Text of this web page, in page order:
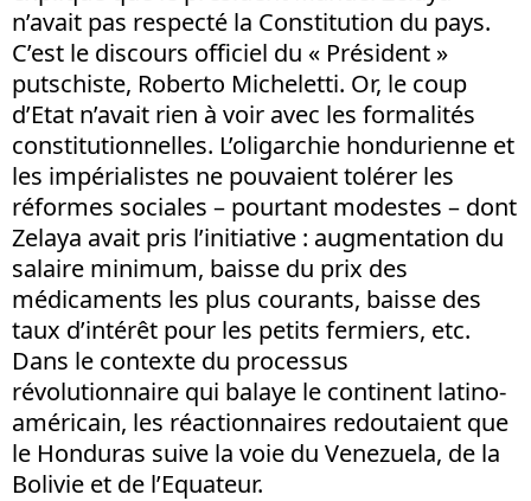
n’avait pas respecté la Constitution du pays.
C’est le discours officiel du « Président »
putschiste, Roberto Micheletti. Or, le coup
d’Etat n’avait rien à voir avec les formalités
constitutionnelles. L’oligarchie hondurienne et
les impérialistes ne pouvaient tolérer les
réformes sociales – pourtant modestes – dont
Zelaya avait pris l’initiative : augmentation du
salaire minimum, baisse du prix des
médicaments les plus courants, baisse des
taux d’intérêt pour les petits fermiers, etc.
Dans le contexte du processus
révolutionnaire qui balaye le continent latino-
américain, les réactionnaires redoutaient que
le Honduras suive la voie du Venezuela, de la
Bolivie et de l’Equateur.